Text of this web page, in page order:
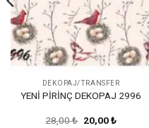
DEKOPAJ/TRANSFER
YENİ PİRİNÇ DEKOPAJ 2996
28,00₺ Orijinal
20,00₺Şu